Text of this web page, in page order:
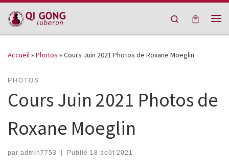
Passer au contenu
Search
Accueil»Photos »Cours Juin 2021 Photos de Roxane Moeglin
PHOTOS
Cours Juin 2021 Photos de
Roxane Moeglin
par admin7753 | Publié 18 août 2021